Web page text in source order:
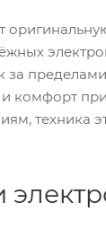
комфорт
техника